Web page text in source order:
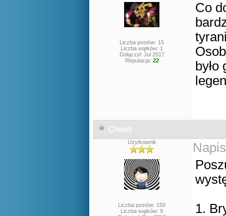
Liczba postów: 15
Liczba wątków: 1
Dołączył: Jul 2017
Reputacja: 22
Co
Chesd
Użytkownik
Liczba postów: 150
Liczba wątków: 9
1.